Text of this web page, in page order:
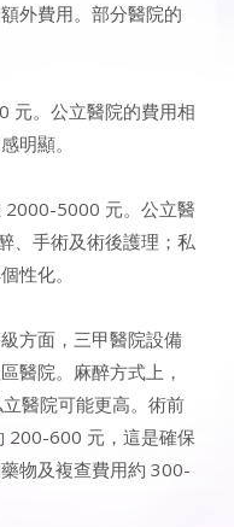
外費用。部分醫院的
元。公立醫院的費用相
明顯。​
2000-5000 元。公立醫
、手術及術後護理；私
性化。​
方面，三甲醫院設備
醫院。麻醉方式上，
醫院可能更高。術前
200-600 元，這是確保
物及複查費用約 300-